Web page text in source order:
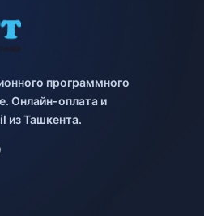
программного
Онлайн-оплата и
из Ташкента.